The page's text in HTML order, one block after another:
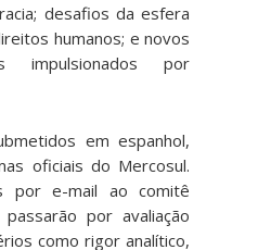
desafios da esfera
humanos; e novos
impulsionados por
em espanhol,
oficiais do Mercosul.
por e-mail ao comitê
por avaliação
como rigor analítico,